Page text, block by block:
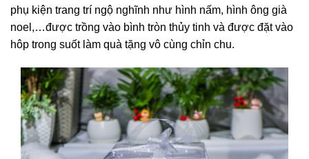
phụ kiện trang trí ngộ nghĩnh như hình nấm, hình ông già
noel,…được trồng vào bình tròn thủy tinh và được đặt vào
hôp trong suốt làm quà tặng vô cùng chỉn chu.